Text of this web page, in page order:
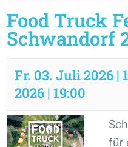
Food Truck
Schwandorf
Fr. 03. Juli 2026 |
2026 | 19:00
für